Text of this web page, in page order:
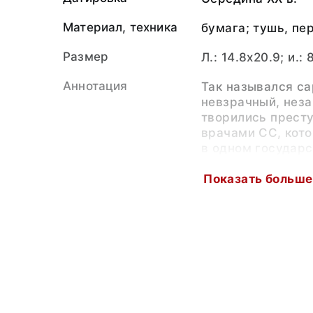
Материал, техника бумага; тушь,
Размер Л.: 14.8x20.9; и.:
Аннотация
Так назывался
невзрачный,
творились
врачами СС,
которые
Показать больше